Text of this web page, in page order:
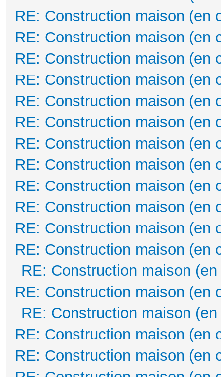
RE: Construction maison (en
RE: Construction maison (en
RE: Construction maison (en
RE: Construction maison (en
RE: Construction maison (en
RE: Construction maison (en
RE: Construction maison (en
RE: Construction maison (en
RE: Construction maison (en
RE: Construction maison (en
RE: Construction maison (en
RE: Construction maison (en
RE: Construction maison
RE: Construction maison (en
RE: Construction maison
RE: Construction maison (en
RE: Construction maison (en